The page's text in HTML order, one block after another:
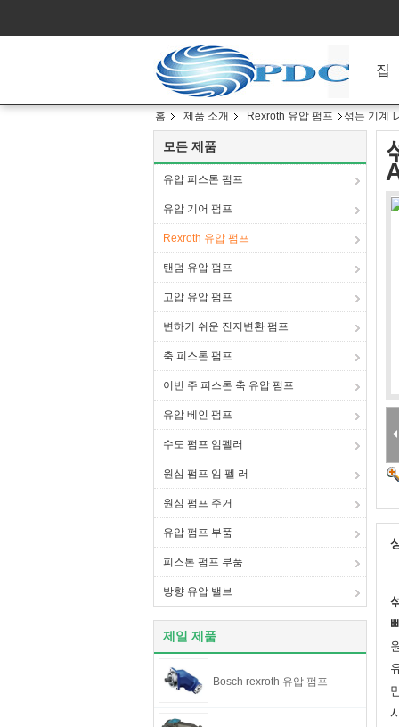
집
홈 제품 소개 Rexroth 유압 펌프 섞는 기계
모든 제품
유압 피스톤 펌프
유압 기어 펌프
Rexroth 유압 펌프
탠덤 유압 펌프
고압 유압 펌프
변하기 쉬운 진지변환 펌프
축 피스톤 펌프
이번 주 피스톤 축 유압 펌프
유압 베인 펌프
수도 펌프 임펠러
원심 펌프 임 펠 러
원심 펌프 주거
유압 펌프 부품
피스톤 펌프 부품
방향 유압 밸브
제일 제품
Bosch rexroth 유압 펌프